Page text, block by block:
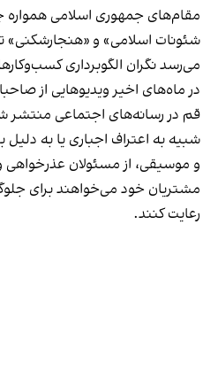
مقام‌های جمهوری اسلامی
شئونات اسلامی» و «هنجارشکنی»
می‌رسد نگران الگوبرداری
در ماه‌های اخیر ویدیوهایی از
قم در رسانه‌های اجتماعی منتشر
شبیه به اعتراف اجباری یا به
و موسیقی، از مسئولان عذرخواهی و
مشتریان خود می‌خواهند برای
رعایت کنند.